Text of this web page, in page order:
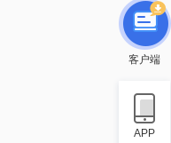
客户端
APP